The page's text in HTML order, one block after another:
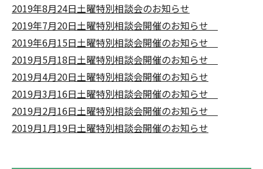
2019年8月24日土曜特別相談会のお知らせ
2019年7月20日土曜特別相談会開催のお知らせ
2019年6月15日土曜特別相談会開催のお知らせ
2019月5月18日土曜特別相談会開催のお知らせ
2019月4月20日土曜特別相談会開催のお知らせ
2019月3月16日土曜特別相談会開催のお知らせ
2019月2月16日土曜特別相談会開催のお知らせ
2019月1月19日土曜特別相談会開催のお知らせ